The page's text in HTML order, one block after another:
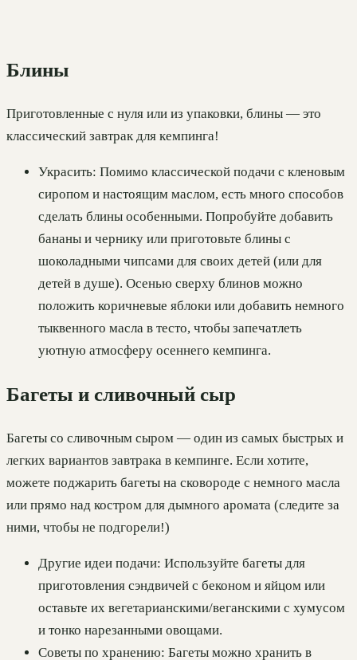
Блины
Приготовленные с нуля или из упаковки, блины — это
классический завтрак для кемпинга!
Украсить: Помимо классической подачи с кленовым
сиропом и настоящим маслом, есть много способов
сделать блины особенными. Попробуйте добавить
бананы и чернику или приготовьте блины с
шоколадными чипсами для своих детей (или для
детей в душе). Осенью сверху блинов можно
положить коричневые яблоки или добавить немного
тыквенного масла в тесто, чтобы запечатлеть
уютную атмосферу осеннего кемпинга.
Багеты и сливочный сыр
Багеты со сливочным сыром — один из самых быстрых и
легких вариантов завтрака в кемпинге. Если хотите,
можете поджарить багеты на сковороде с немного масла
или прямо над костром для дымного аромата (следите за
ними, чтобы не подгорели!)
Другие идеи подачи: Используйте багеты для
приготовления сэндвичей с беконом и яйцом или
оставьте их вегетарианскими/веганскими с хумусом
и тонко нарезанными овощами.
Советы по хранению: Багеты можно хранить в